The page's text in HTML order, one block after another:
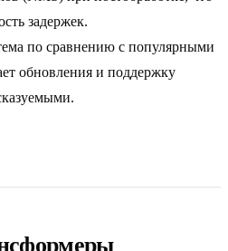
задержек.
по сравнению с популярными
обновления и поддержку